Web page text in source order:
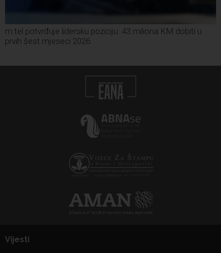
m:tel potvrđuje lidersku poziciju: 43 miliona KM dobiti u
prvih šest mjeseci 2026.
Vijesti